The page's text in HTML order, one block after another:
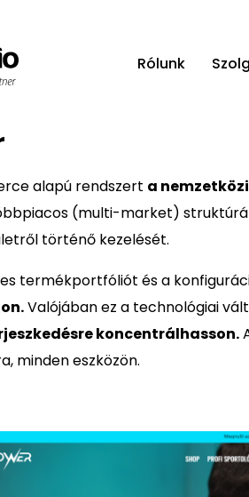
Rólunk
alapú rendszert a
(multi-market)
történő kezelését.
termékportfóliót és a
Valójában ez a technológiai
koncentrálhasson.
minden eszközön.